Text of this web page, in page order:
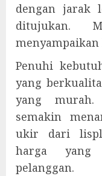
dengan jarak
ditujukan.
menyampaikan
Penuhi
yang
yang murah.
semakin
ukir dari
harga
pelanggan.